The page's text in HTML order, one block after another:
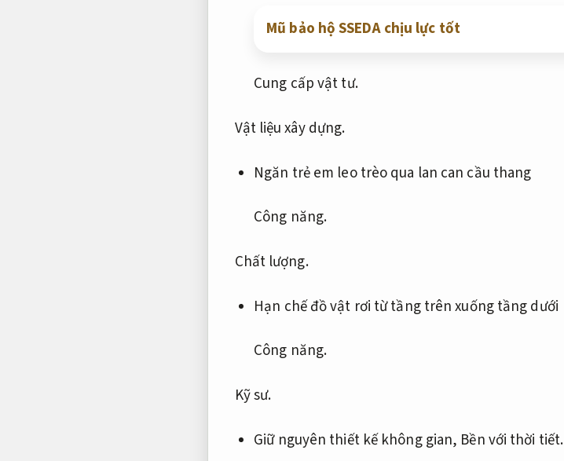
Mũ bảo hộ SSEDA chịu lực tốt
Cung cấp vật tư.
Vật liệu xây dựng.
Ngăn trẻ em leo trèo qua lan can cầu thang
Công năng.
Chất lượng.
Hạn chế đồ vật rơi từ tầng trên xuống tầng dưới
Công năng.
Kỹ sư.
Giữ nguyên thiết kế không gian, Bền với thời tiết.